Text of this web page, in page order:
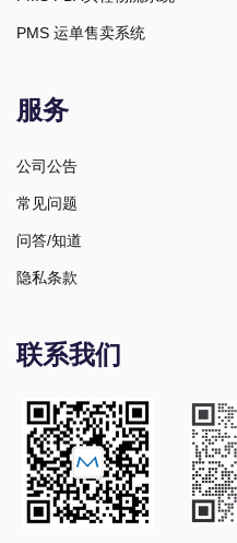
PMS 运单售卖系统
服务
公司公告
常见问题
问答/知道
隐私条款
联系我们